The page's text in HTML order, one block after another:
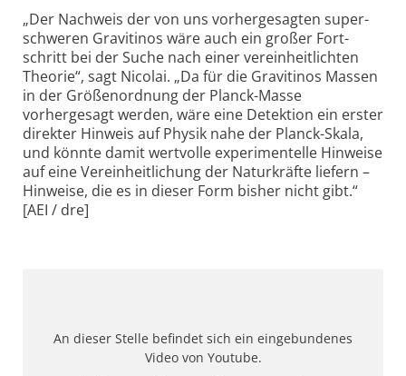
„Der Nachweis der von uns vorhergesagten super­
schweren Gravitinos wäre auch ein großer Fort­
schritt bei der Suche nach einer verein­heit­lichten
Theorie“, sagt Nicolai. „Da für die Gravitinos Massen
in der Größen­ordnung der Planck-Masse
vorhergesagt werden, wäre eine Detektion ein erster
direkter Hinweis auf Physik nahe der Planck-Skala,
und könnte damit wert­volle experimen­telle Hinweise
auf eine Verein­heit­lichung der Natur­kräfte liefern –
Hinweise, die es in dieser Form bisher nicht gibt.“
[AEI / dre]
An dieser Stelle befindet sich ein eingebundenes
Video von Youtube.